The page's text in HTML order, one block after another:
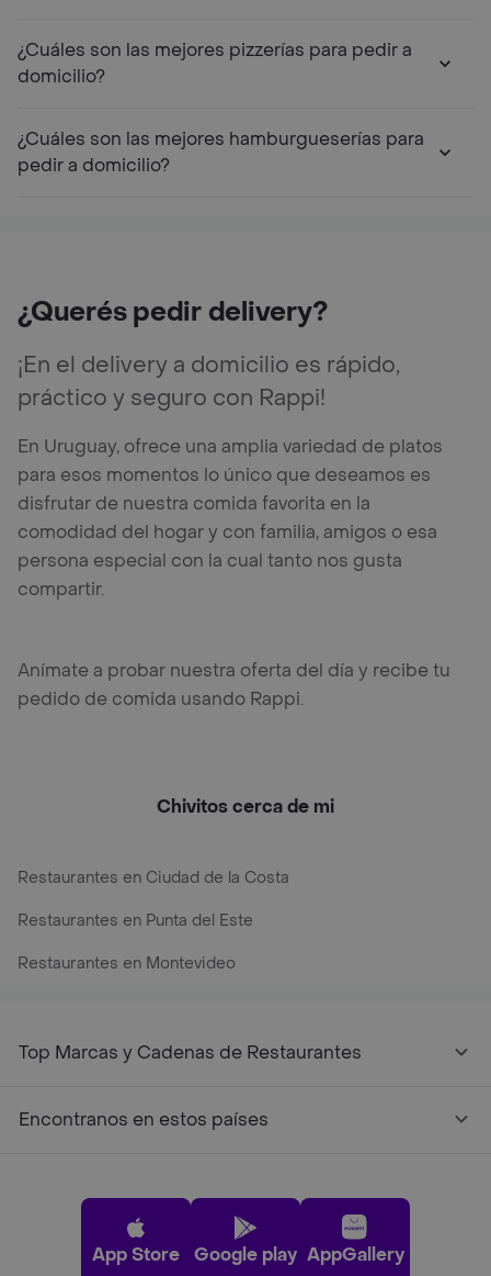
¿Cuáles son las mejores pizzerías para pedir a
domicilio?
¿Cuáles son las mejores hamburgueserías para
pedir a domicilio?
¿Querés pedir delivery?
¡En el delivery a domicilio es rápido,
práctico y seguro con Rappi!
En Uruguay, ofrece una amplia variedad de platos
para esos momentos lo único que deseamos es
disfrutar de nuestra comida favorita en la
comodidad del hogar y con familia, amigos o esa
persona especial con la cual tanto nos gusta
compartir.
Anímate a probar nuestra oferta del día y recibe tu
pedido de comida usando Rappi.
Chivitos cerca de mi
Restaurantes en Ciudad de la Costa
Restaurantes en Punta del Este
Restaurantes en Montevideo
Top Marcas y Cadenas de Restaurantes
Encontranos en estos países
App Store Google play AppGallery